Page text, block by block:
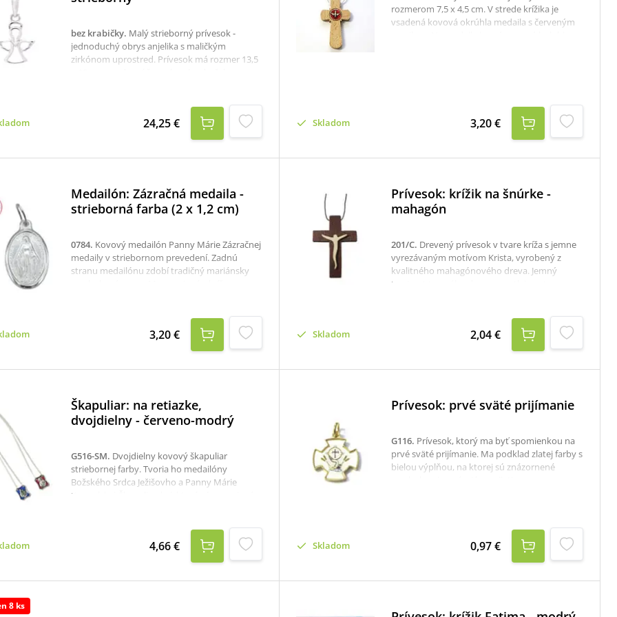
bez krabičky. Malý strieborný prívesok -
jednoduchý obrys anjelika s maličkým
zirkónom uprostred. Prívesok má rozmer 13,5
objednať tu: krabička na strieborné šperky
24,25 €
rozmerom 7,5 x 4,5 cm. V strede krížika je
vsadená kovová okrúhla medaila s červeným
Skladom 3,20 €
Medailón: Zázračná medaila -
strieborná farba (2 x 1,2 cm)
0784. Kovový medailón Panny Márie Zázračnej
medaily v striebornom prevedení. Zadnú
stranu medailónu zdobí tradičný mariánsky
pútnickom meste Lurdy a je vhodný na
každodenné nosenie aj ako darček pre
3,20 €
Prívesok: krížik na šnúrke -
mahagón
201/C. Drevený prívesok v tvare kríža s jemne
vyrezávaným motívom Krista, vyrobený z
kvalitného mahagónového dreva. Jemný
kontrast tmavého dreva a svetlej postavy
vhodný na každodenné nosenie aj ako
symbolický darček pre blízkeho.Prívesok má
rozmer 7,5 × 5,2 cm a je zavesený na šnúrke,
Skladom 2,04 €
Škapuliar: na retiazke,
dvojdielny - červeno-modrý
G516-SM. Dvojdielny kovový škapuliar
striebornej farby. Tvoria ho medailóny
Božského Srdca Ježišovho a Panny Márie
Karmelskej-Škapuliarskej, ktoré sú prepojené
Panny Márie je ozdobený modrou farbou.
Škapuliar nemá zapínanie - prevlieka sa cez
hlavu.Rozmer každého medailónu je 1,8 x 2,3
4,66 €
Prívesok: prvé sväté prijímanie
G116. Prívesok, ktorý ma byť spomienkou na
prvé sväté prijímanie. Ma podklad zlatej farby s
bielou výplňou, na ktorej sú znázornené
Skladom 0,97 €
8 ks